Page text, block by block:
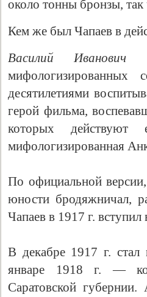
около тонны бронзы,
Кем же был Чапаев в
Василий Иванович
мифологизированных
десятилетиями
герой фильма,
которых
мифологизированная
По официальной
юности бродяжничал,
Чапаев в 1917 г.
В декабре 1917 г. стал
январе 1918 г. —
Саратовской